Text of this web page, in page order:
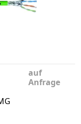
auf
Anfrage